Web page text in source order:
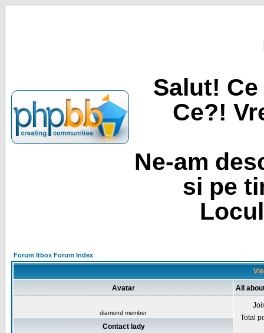
Salut!
Ce?!
Ne-am
si pe
Forum Itbox Forum Index
Avatar All
diamond member
Total
Contact lady